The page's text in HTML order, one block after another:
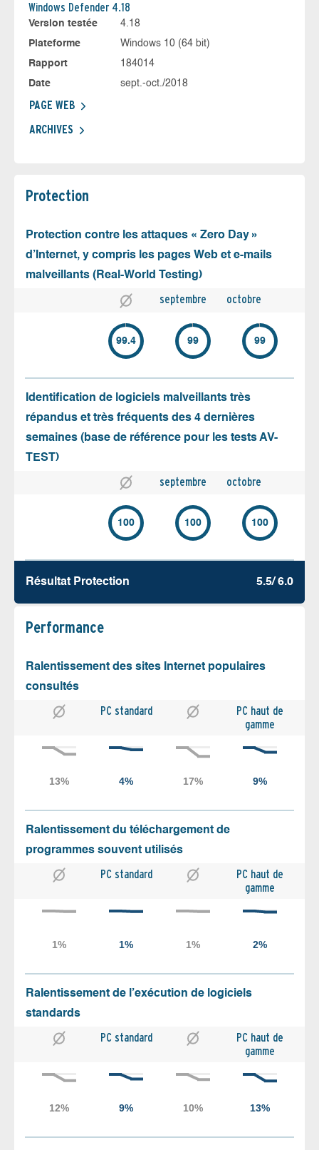
Windows Defender 4.18
Version testée
4.18
Plateforme
Windows 10 (64 bit)
Rapport
184014
Date
sept.-oct./2018
PAGE WEB
ARCHIVES
Protection
Protection contre les attaques « Zero Day »
d’Internet, y compris les pages Web et e-mails
malveillants (Real-World Testing)
septembre octobre
99.4 99 99
Identification de logiciels malveillants très
répandus et très fréquents des 4 dernières
semaines (base de référence pour les tests AV-
TEST)
septembre octobre
100 100 100
Résultat Protection 5.5/ 6.0
Performance
Ralentissement des sites Internet populaires
consultés
PC standard
PC haut de
gamme
Ralentissement du téléchargement de
programmes souvent utilisés
PC standard
PC haut de
gamme
Ralentissement de l’exécution de logiciels
standards
PC standard
PC haut de
gamme